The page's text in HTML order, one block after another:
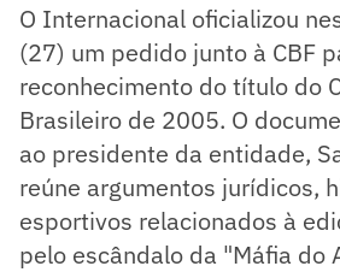
O Internacional oficializou
(27) um pedido junto à CBF
reconhecimento do título do
Brasileiro de 2005. O
ao presidente da entidade,
reúne argumentos jurídicos,
esportivos relacionados à
pelo escândalo da "Máfia do